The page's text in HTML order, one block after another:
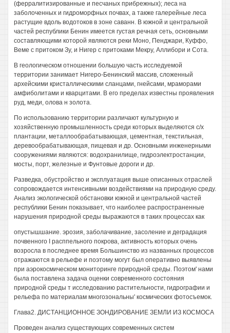
(ферралитизированные и песчаных прибрежных); леса на
заболоченных и гидроморфных почвах, а также галерейные леса
растущие вдоль водотоков в зоне саванн. В южной и центральной
частей республики Бенин имеется густая речная сеть, основными
составляющими которой являются реки Моно, Пенджари, Куффо,
Веме с притоком Зу, и Нигер с притоками Мекру, Аллибори и Сота.
В геологическом отношении большую часть исследуемой
территории занимает Нигеро-Бенинский массив, сложенный
архейскими кристаллическими сланцами, гнейсами, мраморами
амфиболитами и кварцитами. В его пределах известны проявления
руд, меди, олова н золота.
По использованию территории различают культурную и
хозяйственную промышленность среди которых выделяются с/х
плантации, металлообрабатывающая, цементная, текстильная,
деревообрабатывающая, пищевая и др. Основными инженерными
сооружениями являются: водохранилище, гидроэлектростанции,
мосты, порт, железные и Фунтовые дороги и др.
Разведка, обустройство и эксплуатация выше описанных отраслей
сопровождается интенсивными воздействиями на природную среду.
Анализ экологической обстановки южной и центральной частей
республики Бенин показывает, что наиболее распространенные
нарушения природной среды выражаются в таких процессах как
опустышшание. эрозия, заболачивание, засоление и деградация
почвенного I расппельного покрова, активность которых очень
возросла в последнее время Большинство из названных процессов
отражаются в рельефе и поэтому могут был оперативно выявлены
при аэрокосмическом мониторинге природной среды. Поэтом' нами
была поставлена задача оценки современного состояния
природной среды т исследованию растительности, гидрографии и
рельефа по материалам многозональны' космических фотосъемок.
Глава2. ДИСТАНЦИОННОЕ ЗОНДИРОВАНИЕ ЗЕМЛИ ИЗ КОСМОСА
Проведен анализ существующих современных систем